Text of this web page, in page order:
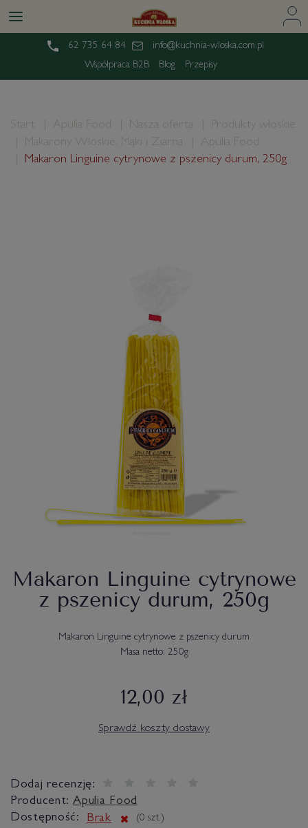
62 735 64 84
info@kuchnia-wloska.com.pl
Współpraca B2B
Blog Przepisy
Start Apulia Food Nasza oferta
Produkty włoskie
Makarony Włoskie, Mąki i Ziarna
Apulia Food
Makaron Linguine cytrynowe z pszenicy durum, 250g
Makaron Linguine cytrynowe
z pszenicy durum, 250g
Makaron Linguine cytrynowe z pszenicy durum
Masa netto: 250g
12,00 zł
Sprawdź koszty dostawy
Dodaj recenzję:
Producent: Apulia Food
Dostępność:
Brak (0 szt.)